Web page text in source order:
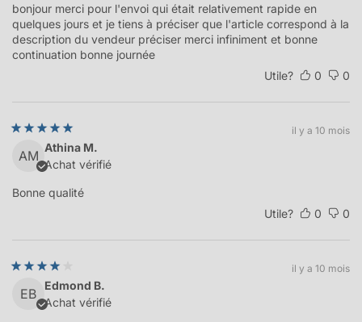
bonjour merci pour l'envoi qui était relativement rapide en
quelques jours et je tiens à préciser que l'article correspond à la
description du vendeur préciser merci infiniment et bonne
continuation bonne journée
Utile?
0 0
il y a 10 mois
AM
Athina M.
Achat vérifié
Bonne qualité
Utile?
0 0
il y a 10 mois
EB
Edmond B.
Achat vérifié